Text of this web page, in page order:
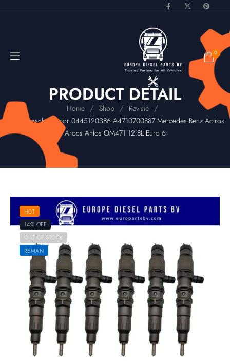
0
PRODUCT DETAIL
Home / Shop / Revisie /
Reman Bosch Injector 0445120386 A4710700887 Mercedes Benz Actros
Arocs Antos OM471 12.8L Euro 6
HOT
14% OFF
OUT OF STOCK
REMAN